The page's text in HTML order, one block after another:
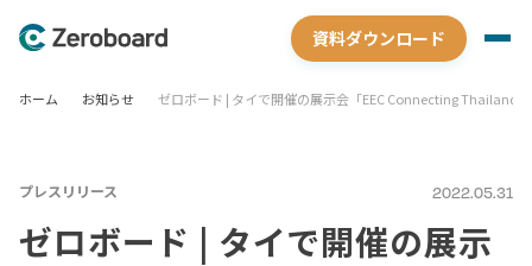
資料ダウンロード
ホーム お知らせ ゼロボード | タイで開催の展示会「EEC Connecting
プレスリリース 2022.05.31
ゼロボード | タイで開催の展示